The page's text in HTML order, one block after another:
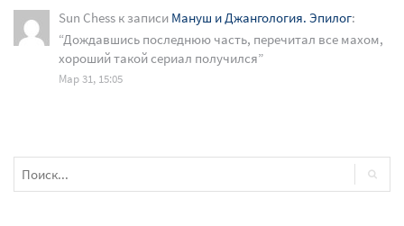
Sun Chess к записи Мануш и Джангология. Эпилог:
“Дождавшись последнюю часть, перечитал все махом,
хороший такой сериал получился”
Мар 31, 15:05